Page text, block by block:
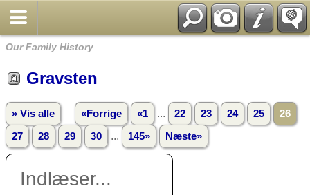
Our Family History
Gravsten
» Vis alle «Forrige «1 ... 22 23 24 25 26
27 28 29 30 ... 145» Næste»
Indlæser...